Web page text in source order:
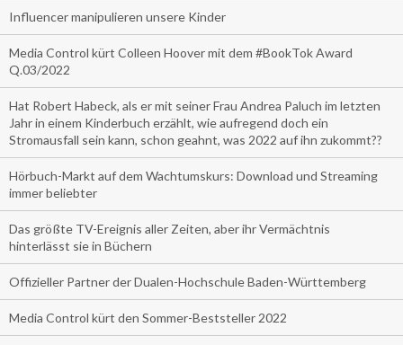
Influencer manipulieren unsere Kinder
Media Control kürt Colleen Hoover mit dem #BookTok Award
Q.03/2022
Hat Robert Habeck, als er mit seiner Frau Andrea Paluch im letzten
Jahr in einem Kinderbuch erzählt, wie aufregend doch ein
Stromausfall sein kann, schon geahnt, was 2022 auf ihn zukommt??
Hörbuch-Markt auf dem Wachtumskurs: Download und Streaming
immer beliebter
Das größte TV-Ereignis aller Zeiten, aber ihr Vermächtnis
hinterlässt sie in Büchern
Offizieller Partner der Dualen-Hochschule Baden-Württemberg
Media Control kürt den Sommer-Beststeller 2022